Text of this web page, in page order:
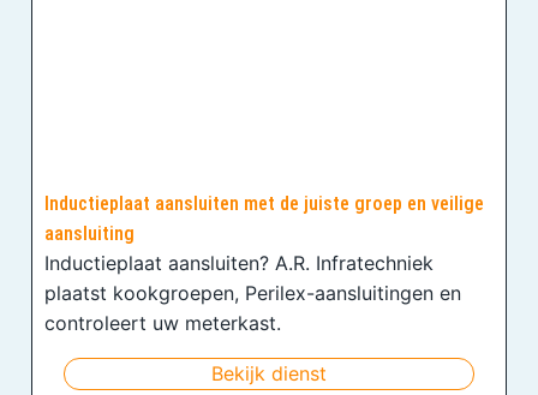
Inductieplaat aansluiten met de juiste groep en veilige
aansluiting
Inductieplaat aansluiten? A.R. Infratechniek
plaatst kookgroepen, Perilex-aansluitingen en
controleert uw meterkast.
Bekijk dienst